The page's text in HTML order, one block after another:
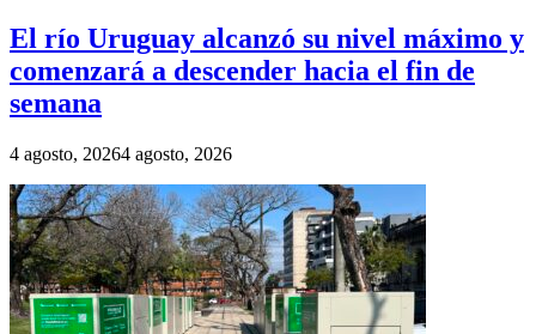
El río Uruguay alcanzó su nivel máximo y
comenzará a descender hacia el fin de
semana
4 agosto, 20264 agosto, 2026